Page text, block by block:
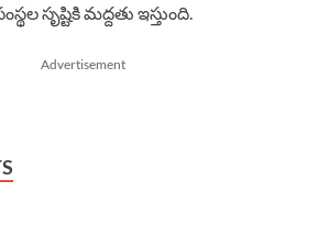
సృష్టికి మద్దతు ఇస్తుంది.
Advertisement